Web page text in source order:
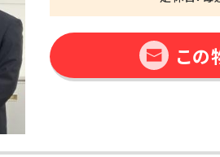
この